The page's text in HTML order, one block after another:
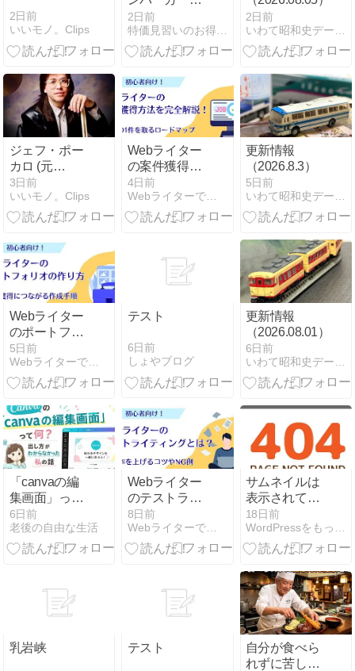
2日前
いいモノ。Clips
レス アルミ製
直径11.8cm 木
製ハンドル シ
100枚付き パ
ティメーカー
ミートプレス
1セット 999円
2日前
特価見習いのお得情報マルシェ
2日前
いわて昭和史データベース - 岩手県の昭和史について
ジェフ・ポー
カロ (元
TOTO・ドラ
マー)
3日前
いいモノ。Clips
Webライター
の案件獲得方
法を完全解
説！初心者が
最初の1件を
4日前
Webライターで叶える未来
更新情報
（2026.8.3）
5日前
いわて昭和史データベース - 岩手県の昭和史について
Webライター
のポートフォ
リオの作り方
｜初心者でも
案件獲得につ
順を解説
5日前
Webライターで叶える未来
テスト
6日前
しょやブログ
更新情報
（2026.08.01）
6日前
いわて昭和史データベース - 岩手県の昭和史について
「canvaの編
集画面」って
何？出し方が
わからなかっ
た私の話
6日前
老後の自由な生活
Webライター
のテストライ
ティングと
は？合格率を
上げるコツや
8日前
Webライターで叶える未来
サムネイルは
表示されてい
る投稿が404
WP
18日前
WordPressをもっと簡単に/ VOGUE
乳岩峡 テスト
自分が食べら
れずに苦しん